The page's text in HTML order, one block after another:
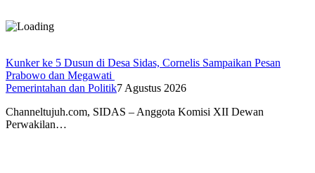
Kunker ke 5 Dusun di Desa Sidas, Cornelis Sampaikan Pesan
Prabowo dan Megawati
Pemerintahan dan Politik7 Agustus 2026
Channeltujuh.com, SIDAS – Anggota Komisi XII Dewan
Perwakilan…